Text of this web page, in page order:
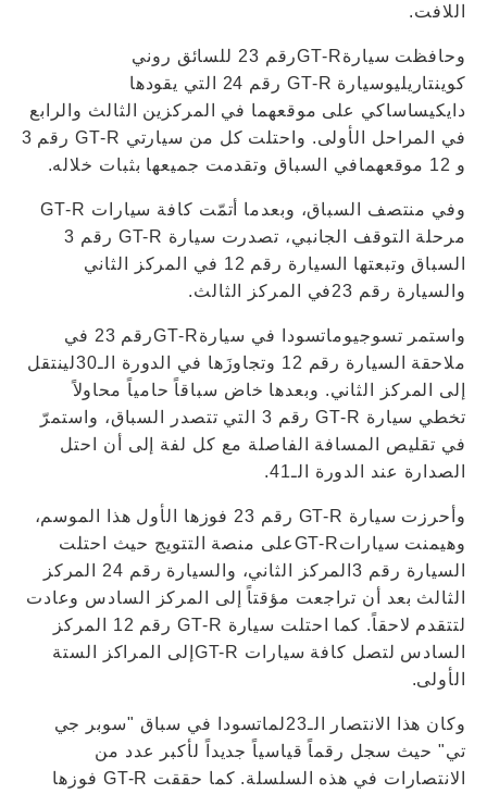
اللافت.
وحافظت سيارةGT-Rرقم 23 للسائق روني
كوينتاريليوسيارة GT-R رقم 24 التي يقودها
دايكيساساكي على موقعهما في المركزين الثالث والرابع
في المراحل الأولى. واحتلت كل من سيارتي GT-R رقم 3
و 12 موقعهمافي السباق وتقدمت جميعها بثبات خلاله.
وفي منتصف السباق، وبعدما أتمّت كافة سيارات GT-R
مرحلة التوقف الجانبي، تصدرت سيارة GT-R رقم 3
السباق وتبعتها السيارة رقم 12 في المركز الثاني
والسيارة رقم 23في المركز الثالث.
واستمر تسوجيوماتسودا في سيارةGT-Rرقم 23 في
ملاحقة السيارة رقم 12 وتجاوزَها في الدورة الـ30لينتقل
إلى المركز الثاني. وبعدها خاض سباقاً حامياً محاولاً
تخطي سيارة GT-R رقم 3 التي تتصدر السباق، واستمرّ
في تقليص المسافة الفاصلة مع كل لفة إلى أن احتل
الصدارة عند الدورة الـ41.
وأحرزت سيارة GT-R رقم 23 فوزها الأول هذا الموسم،
وهيمنت سياراتGT-Rعلى منصة التتويج حيث احتلت
السيارة رقم 3المركز الثاني، والسيارة رقم 24 المركز
الثالث بعد أن تراجعت مؤقتاً إلى المركز السادس وعادت
لتتقدم لاحقاً. كما احتلت سيارة GT-R رقم 12 المركز
السادس لتصل كافة سيارات GT-Rإلى المراكز الستة
الأولى.
وكان هذا الانتصار الـ23لماتسودا في سباق "سوبر جي
تي" حيث سجل رقماً قياسياً جديداً لأكبر عدد من
الانتصارات في هذه السلسلة. كما حققت GT-R فوزها